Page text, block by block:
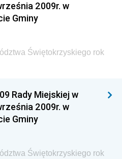
Pracy i Polityki
Transportu, Budownictwa
Spraw Zagranicznych
Biura
2009r. w
Gminy
Świętokrzyskiego rok
Rady Miejskiej w
2009r. w
Gminy
Świętokrzyskiego rok